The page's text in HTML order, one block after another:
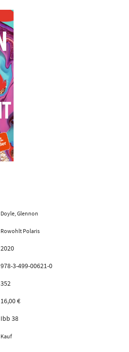
Doyle, Glennon
Rowohlt Polaris
2020
978-3-499-00621-0
352
16,00 €
Ibb 38
Kauf